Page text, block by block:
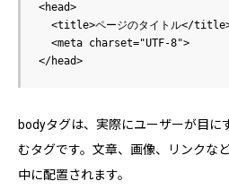
<head>
bodyタグは、実際にユーザーが目に
むタグです。文章、画像、リンクな
中に配置されます。